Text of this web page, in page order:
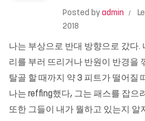
Posted by admin
2018
나는 부상으로 반대 방향으로 갔다.
리를 부러 뜨리거나 반원이 반경을
탈골 할 때까지 약 3 피트가 떨어질
나는 reffing했다, 그는 패스를 잡으
또한 그들이 내가 뭘하고 있는지 알